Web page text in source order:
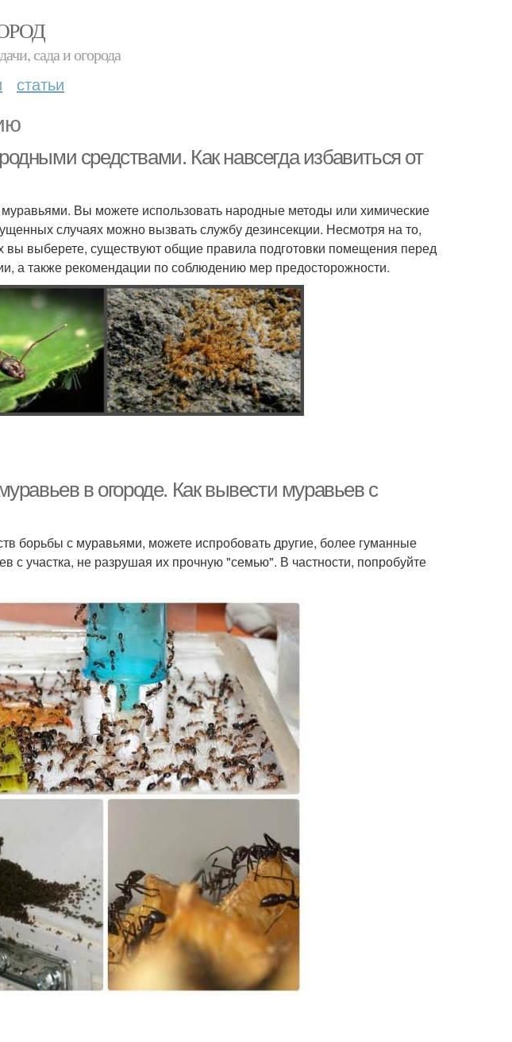
сада и огорода
статьи
средствами. Как навсегда избавиться от
Вы можете использовать народные методы или химические
случаях можно вызвать службу дезинсекции. Несмотря на то,
вы выберете, существуют общие правила подготовки помещения перед
а также рекомендации по соблюдению мер предосторожности.
в огороде. Как вывести муравьев с
борьбы с муравьями, можете испробовать другие, более гуманные
с участка, не разрушая их прочную "семью". В частности, попробуйте